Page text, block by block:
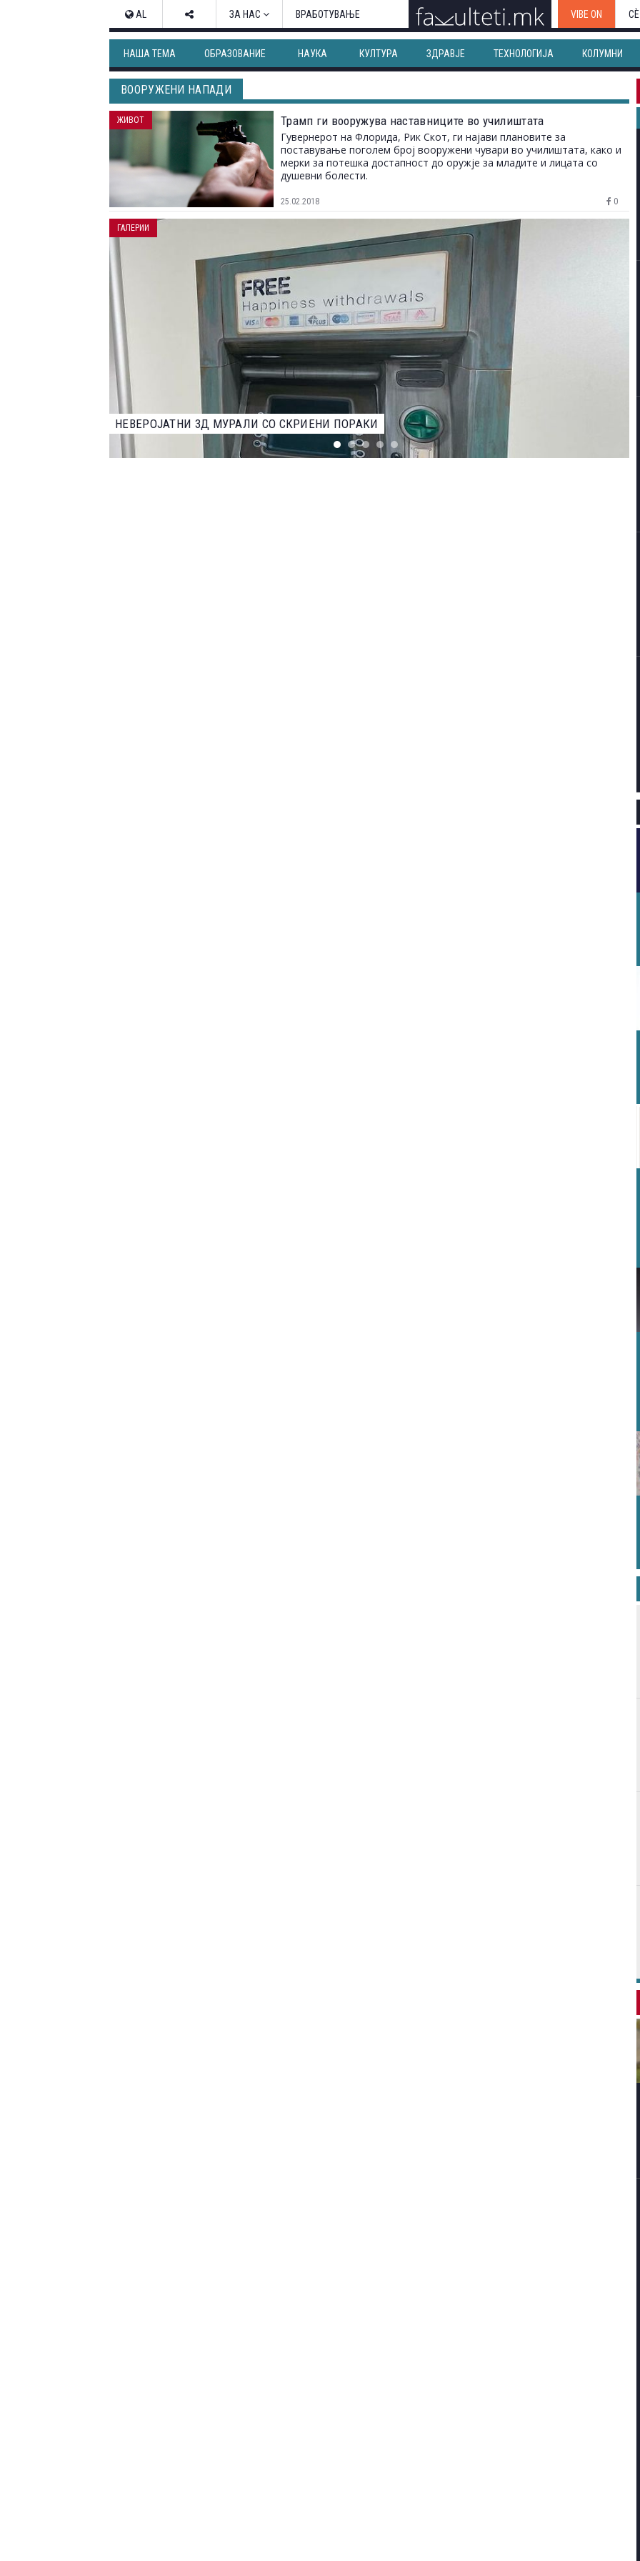
AL ЗА НАС ВРАБОТУВАЊЕ VIBE ON
НАША ТЕМА ОБРАЗОВАНИЕ НАУКА КУЛТУРА ЗДРАВЈЕ ТЕХНОЛОГИЈА КОЛУМНИ
ВООРУЖЕНИ НАПАДИ
Трамп ги вооружува наставниците во училиштата
Гувернерот на Флорида, Рик Скот, ги најави плановите за
поставување поголем број вооружени чувари во училиштата, како и
мерки за потешка достапност до оружје за младите и лицата со
душевни болести.
25.02.2018 0
ЖИВОТ
НАЈДОБРИТЕ ФОТОГРАФИИ ОД НАТПРЕВАРОТ ЗА НАЈДОБАР ФОТОГРАФ НА ДИВИОТ СВЕТ НА
2023 ГОДИНА
ГАЛЕРИИ